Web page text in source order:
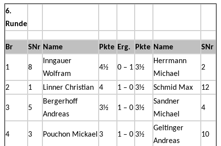
6.
Runde
Br SNr Name Pkte Erg. Pkte Name SNr
1 8
Inngauer
Wolfram
4½ 0 – 1 3½
Herrmann
Michael
2
2 1 Linner Christian 4 1 – 0 3½ Schmid Max 12
3 5
Bergerhoff
Andreas
3½ 1 – 0 3½
Sandner
Michael
4
4 3 Pouchon Mickael 3 1 – 0 3½
Geltinger
Andreas
10